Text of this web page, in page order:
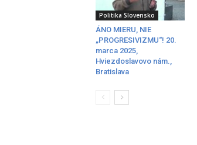
Politika Slovensko
ÁNO MIERU, NIE
„PROGRESIVIZMU“! 20.
marca 2025,
Hviezdoslavovo nám.,
Bratislava